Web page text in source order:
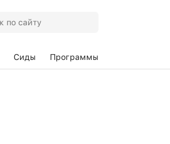
Сиды Программы